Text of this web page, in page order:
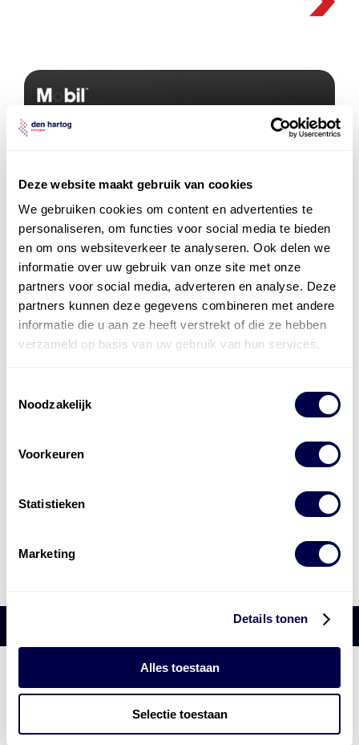
Deze website maakt gebruik van cookies
We gebruiken cookies om content en advertenties te
personaliseren, om functies voor social media te bieden
en om ons websiteverkeer te analyseren. Ook delen we
informatie over uw gebruik van onze site met onze
partners voor social media, adverteren en analyse. Deze
partners kunnen deze gegevens combineren met andere
informatie die u aan ze heeft verstrekt of die ze hebben
verzameld op basis van uw gebruik van hun services.
Noodzakelijk
Voorkeuren
Statistieken
Marketing
Details tonen
Alles toestaan
Selectie toestaan
Mobilgard™ 5W-40 in de Maritieme Wereld:
bestaat uitvier divisies